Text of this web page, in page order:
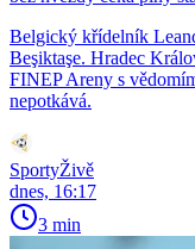
Belgický křídelník
Beşiktaşe. Hradec
FINEP Areny s
nepotkává.
SportyŽivě
dnes, 16:17
3 min